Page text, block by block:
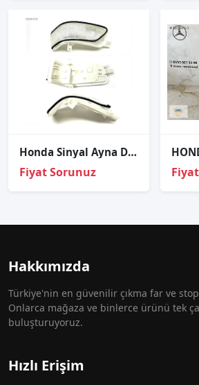
Honda Sinyal Ayna Dikiz Crv 07-11 Sol
Fiyat Sorunuz
Hakkımızda
Türkiye'nin en güvenilir çıkma far ve
Onlarca mağaza ve binlerce ürünü tek
buluşturuyoruz.
Hızlı Erişim